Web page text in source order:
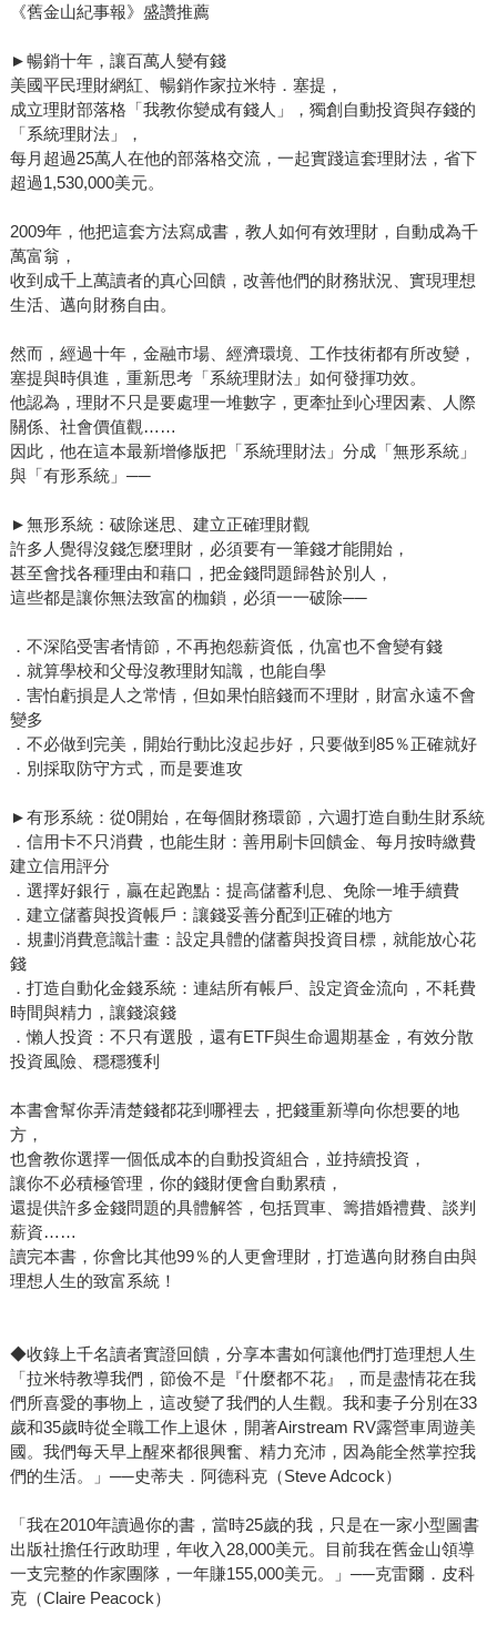
《舊金山紀事報》盛讚推薦
►暢銷十年，讓百萬人變有錢
美國平民理財網紅、暢銷作家拉米特．塞提，
成立理財部落格「我教你變成有錢人」，獨創自動投資與存錢的
「系統理財法」，
每月超過25萬人在他的部落格交流，一起實踐這套理財法，省下
超過1,530,000美元。
2009年，他把這套方法寫成書，教人如何有效理財，自動成為千
萬富翁，
收到成千上萬讀者的真心回饋，改善他們的財務狀況、實現理想
生活、邁向財務自由。
然而，經過十年，金融市場、經濟環境、工作技術都有所改變，
塞提與時俱進，重新思考「系統理財法」如何發揮功效。
他認為，理財不只是要處理一堆數字，更牽扯到心理因素、人際
關係、社會價值觀……
因此，他在這本最新增修版把「系統理財法」分成「無形系統」
與「有形系統」──
►無形系統：破除迷思、建立正確理財觀
許多人覺得沒錢怎麼理財，必須要有一筆錢才能開始，
甚至會找各種理由和藉口，把金錢問題歸咎於別人，
這些都是讓你無法致富的枷鎖，必須一一破除──
．不深陷受害者情節，不再抱怨薪資低，仇富也不會變有錢
．就算學校和父母沒教理財知識，也能自學
．害怕虧損是人之常情，但如果怕賠錢而不理財，財富永遠不會
變多
．不必做到完美，開始行動比沒起步好，只要做到85％正確就好
．別採取防守方式，而是要進攻
►有形系統：從0開始，在每個財務環節，六週打造自動生財系統
．信用卡不只消費，也能生財：善用刷卡回饋金、每月按時繳費
建立信用評分
．選擇好銀行，贏在起跑點：提高儲蓄利息、免除一堆手續費
．建立儲蓄與投資帳戶：讓錢妥善分配到正確的地方
．規劃消費意識計畫：設定具體的儲蓄與投資目標，就能放心花
錢
．打造自動化金錢系統：連結所有帳戶、設定資金流向，不耗費
時間與精力，讓錢滾錢
．懶人投資：不只有選股，還有ETF與生命週期基金，有效分散
投資風險、穩穩獲利
本書會幫你弄清楚錢都花到哪裡去，把錢重新導向你想要的地
方，
也會教你選擇一個低成本的自動投資組合，並持續投資，
讓你不必積極管理，你的錢財便會自動累積，
還提供許多金錢問題的具體解答，包括買車、籌措婚禮費、談判
薪資……
讀完本書，你會比其他99％的人更會理財，打造邁向財務自由與
理想人生的致富系統！
◆收錄上千名讀者實證回饋，分享本書如何讓他們打造理想人生
「拉米特教導我們，節儉不是『什麼都不花』，而是盡情花在我
們所喜愛的事物上，這改變了我們的人生觀。我和妻子分別在33
歲和35歲時從全職工作上退休，開著Airstream RV露營車周遊美
國。我們每天早上醒來都很興奮、精力充沛，因為能全然掌控我
們的生活。」──史蒂夫．阿德科克（Steve Adcock）
「我在2010年讀過你的書，當時25歲的我，只是在一家小型圖書
出版社擔任行政助理，年收入28,000美元。目前我在舊金山領導
一支完整的作家團隊，一年賺155,000美元。」──克雷爾．皮科
克（Claire Peacock）